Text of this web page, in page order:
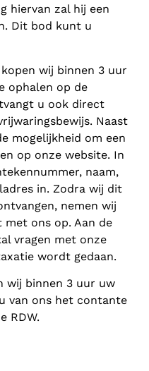
hiervan zal hij een
Dit bod kunt u
wij binnen 3 uur
ophalen op de
u ook direct
Naast
mogelijkheid om een
op onze website. In
naam,
in. Zodra wij dit
nemen wij
ons op. Aan de
vragen met onze
wordt gedaan.
wij binnen 3 uur uw
van ons het contante
RDW.